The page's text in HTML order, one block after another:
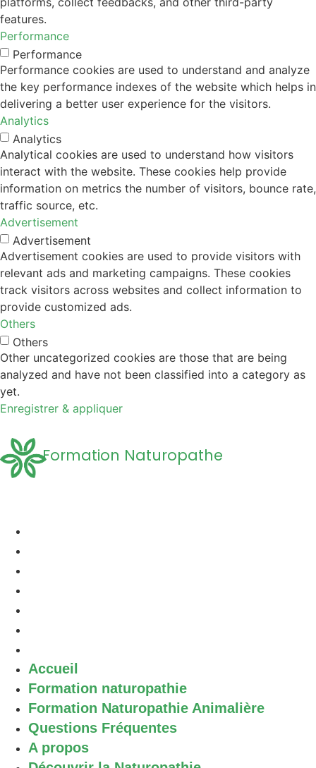
features.
Performance
Performance
Performance cookies are used to understand and analyze
the key performance indexes of the website which helps in
delivering a better user experience for the visitors.
Analytics
Analytics
Analytical cookies are used to understand how visitors
interact with the website. These cookies help provide
information on metrics the number of visitors, bounce rate,
traffic source, etc.
Advertisement
Advertisement
Advertisement cookies are used to provide visitors with
relevant ads and marketing campaigns. These cookies
track visitors across websites and collect information to
provide customized ads.
Others
Others
Other uncategorized cookies are those that are being
analyzed and have not been classified into a category as
yet.
Enregistrer & appliquer
Formation Naturopathe
Accueil
Formation naturopathie
Formation Naturopathie Animalière
Questions Fréquentes
A propos